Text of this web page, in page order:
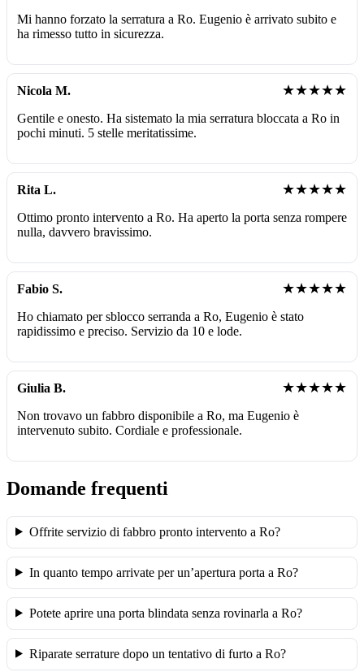
Mi hanno forzato la serratura a Ro. Eugenio è arrivato subito e
ha rimesso tutto in sicurezza.
Nicola M. ★★★★★
Gentile e onesto. Ha sistemato la mia serratura bloccata a Ro in
pochi minuti. 5 stelle meritatissime.
Rita L. ★★★★★
Ottimo pronto intervento a Ro. Ha aperto la porta senza rompere
nulla, davvero bravissimo.
Fabio S. ★★★★★
Ho chiamato per sblocco serranda a Ro, Eugenio è stato
rapidissimo e preciso. Servizio da 10 e lode.
Giulia B. ★★★★★
Non trovavo un fabbro disponibile a Ro, ma Eugenio è
intervenuto subito. Cordiale e professionale.
Domande frequenti
Offrite servizio di fabbro pronto intervento a Ro?
In quanto tempo arrivate per un’apertura porta a Ro?
Potete aprire una porta blindata senza rovinarla a Ro?
Riparate serrature dopo un tentativo di furto a Ro?